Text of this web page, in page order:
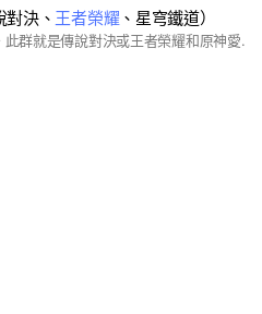
決、 王者榮耀、星穹鐵道）
歡迎來玻小璃的群組～ 此群就是傳說對決或王者榮耀和原神愛好者的同仁們，當然如果有其他遊戲想分享的也可以哦😉😉😉 群組嚴禁：吵架、人身攻擊、交易往來、色情、不尊重友人、屁孩、性騷擾或在外惹事生非、嚴禁傳廣告等，如有違反就送門票(!)(!)(!) 來這裡大家就是一起開心遊玩，如有朋友也想入群就告知一聲😉😉😉 如果想內戰或組隊排位都是可以的(!) 最後最後！！ 希望來這裡的朋友們可以彼此分享，交交朋友也不錯，重點是要開開心心才是最重要的 (moon big smile)